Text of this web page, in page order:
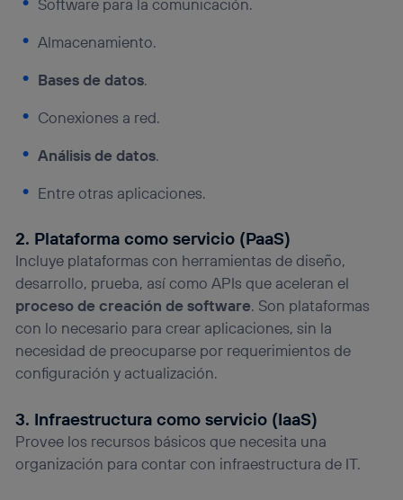
Software para la comunicación.
Almacenamiento.
Bases de datos.
Conexiones a red.
Análisis de datos.
Entre otras aplicaciones.
2. Plataforma como servicio (PaaS)
Incluye plataformas con herramientas de diseño,
desarrollo, prueba, así como APIs que aceleran el
proceso de creación de software. Son plataformas
con lo necesario para crear aplicaciones, sin la
necesidad de preocuparse por requerimientos de
configuración y actualización.
3. Infraestructura como servicio (IaaS)
Provee los recursos básicos que necesita una
organización para contar con infraestructura de IT.
que hayan dado su consentimiento.
Si utilizas
datos móviles
personalizado, ya que se basará únicamente en la
“Administrar Utiq” en la parte inferior de esta página web o
visitando el portal de privacidad de Utiq
la política de privacidad de Utiq